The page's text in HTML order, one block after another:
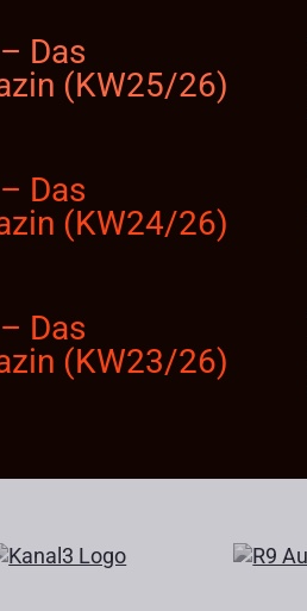
Das
(KW25/26)
Das
(KW24/26)
Das
(KW23/26)